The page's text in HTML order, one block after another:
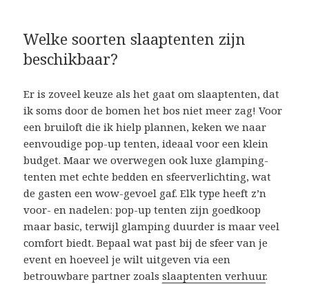
Welke soorten slaaptenten zijn
beschikbaar?
Er is zoveel keuze als het gaat om slaaptenten, dat
ik soms door de bomen het bos niet meer zag! Voor
een bruiloft die ik hielp plannen, keken we naar
eenvoudige pop-up tenten, ideaal voor een klein
budget. Maar we overwegen ook luxe glamping-
tenten met echte bedden en sfeerverlichting, wat
de gasten een wow-gevoel gaf. Elk type heeft z’n
voor- en nadelen: pop-up tenten zijn goedkoop
maar basic, terwijl glamping duurder is maar veel
comfort biedt. Bepaal wat past bij de sfeer van je
event en hoeveel je wilt uitgeven via een
betrouwbare partner zoalsslaaptenten verhuur.